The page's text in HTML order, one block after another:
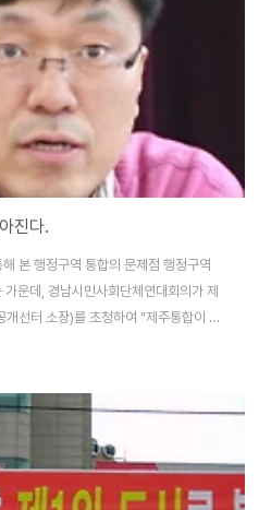
현재의 행정구역 통합 추진에 대한 반
..
진다.
본 행정구역 통합의 문제점 행정구역
운데, 경남시민사회단체연대회의가 제
선터 소장)를 초청하여 "제주통합이 주
역 개편의 문제점을 짚어보는 시간을 가
으로 확대되어 또 다시 졸속으로 추진
경우에도 터무니 없는 내용으로 가득한
의 효과를 예상하지 못한 주민투표 등으
고 있다는 것 입니다. 제주 행정통합 3
..